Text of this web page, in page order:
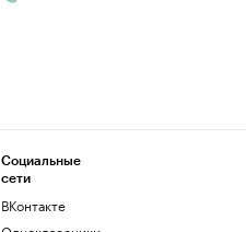
Социальные
сети
ВКонтакте